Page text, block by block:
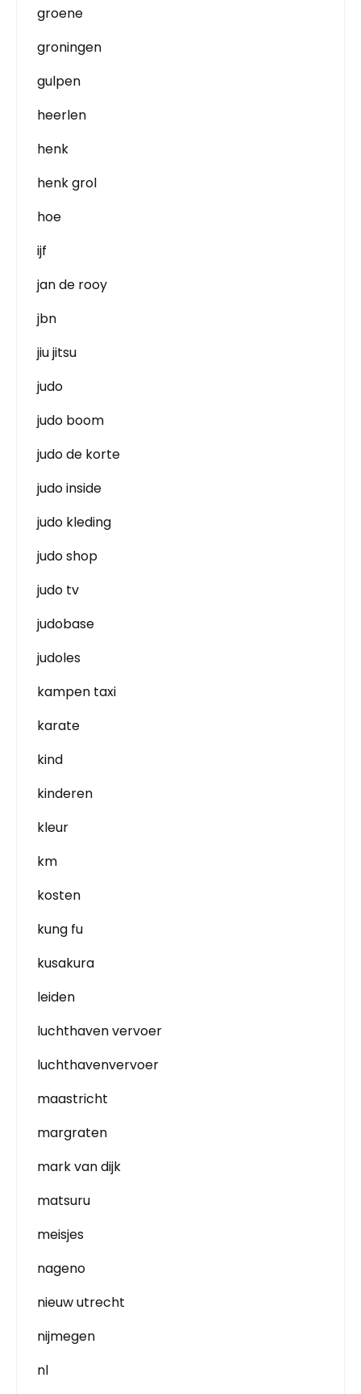
groene
groningen
gulpen
heerlen
henk
henk grol
hoe
ijf
jan de rooy
jbn
jiu jitsu
judo
judo boom
judo de korte
judo inside
judo kleding
judo shop
judo tv
judobase
judoles
kampen taxi
karate
kind
kinderen
kleur
km
kosten
kung fu
kusakura
leiden
luchthaven vervoer
luchthavenvervoer
maastricht
margraten
mark van dijk
matsuru
meisjes
nageno
nieuw utrecht
nijmegen
nl